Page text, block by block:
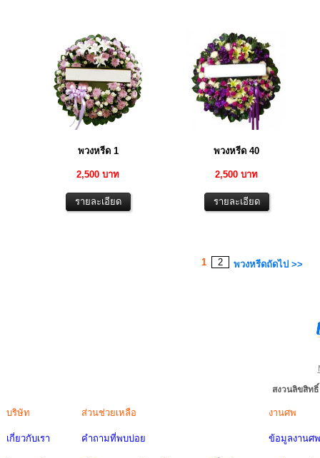
พวงหรีด 1
2,500 บาท
พวงหรีด 40
2,500 บาท
1 2 พวงหรีดถัดไป >>
สงวนลิขสิท
บริษัท
เกี่ยวกับเรา
ส่วนช่วยเหลือ
คำถามที่พบบ่อย
งานศพ
ข้อมูลงานศพ